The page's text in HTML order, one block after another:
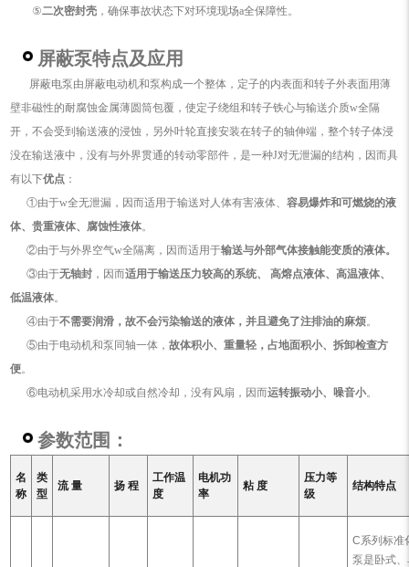
⑤二次密封壳 ，确保事故状态下对环境现场a全保障性。
屏蔽泵特点及应用
屏蔽电泵由屏蔽电动机和泵构成一个整体，定子的内表面和转子外表面用薄
壁非磁性的耐腐蚀金属薄圆筒包覆，使定子绕组和转子铁心与输送介质w全隔
开，不会受到输送液的浸蚀，另外叶轮直接安装在转子的轴伸端，整个转子体浸
没在输送液中，没有与外界贯通的转动零部件，是一种J对无泄漏的结构，因而具
有以下优点 ：
①由于w全无泄漏，因而适用于输送对人体有害液体、容易爆炸和可燃烧的液
体、贵重液体、腐蚀性液体。
②由于与外界空气w全隔离，因而适用于输送与外部气体接触能变质的液体。
③由于无轴封 ，因而适用于输送压力较高的系统、 高熔点液体、高温液体、
低温液体。
④由于不需要润滑，故不会污染输送的液体，并且避免了注排油的麻烦。
⑤由于电动机和泵同轴一体，故体积小、重量轻，占地面积小、拆卸检查方
便。
⑥电动机采用水冷却或自然冷却，没有风扇，因而运转振动小、噪音小。
参数范围：
名
称
类
型
流 量 扬 程
工作温
度
电机功
率
粘 度
压力等
级
结构特点
C系列标准
泵是卧式